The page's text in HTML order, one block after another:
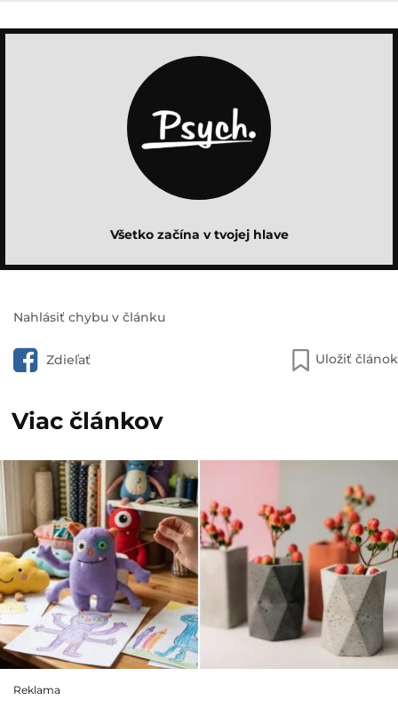
Všetko začína v tvojej hlave
Nahlásiť chybu v článku
Zdieľať Uložiť článok
Viac článkov
Reklama